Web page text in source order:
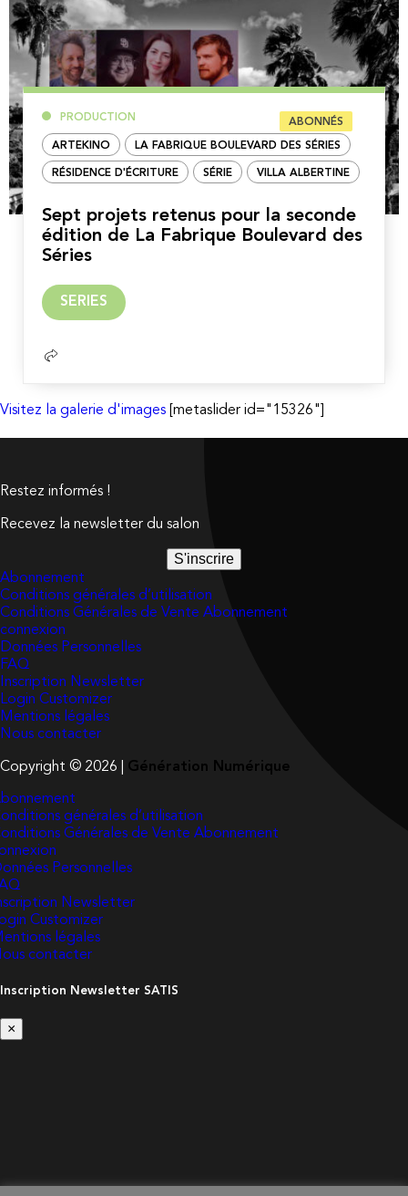
PRODUCTION ABONNÉS
ARTEKINO LA FABRIQUE BOULEVARD DES SÉRIES
RÉSIDENCE D'ÉCRITURE SÉRIE VILLA ALBERTINE
Sept projets retenus pour la seconde
édition de La Fabrique Boulevard des
Séries
SERIES
Visitez la galerie d'images [metaslider id="15326"]
Restez informés !
Recevez la newsletter du salon
S'inscrire
Abonnement
Conditions générales d’utilisation
Conditions Générales de Vente Abonnement
connexion
Données Personnelles
FAQ
Inscription Newsletter
Login Customizer
Mentions légales
Nous contacter
Copyright © 2026 | Génération Numérique
générales d’utilisation
Générales de Vente Abonnement
Personnelles
Newsletter
Customizer
légales
contacter
Inscription Newsletter SATIS
×